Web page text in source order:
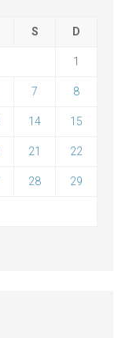
S D
1
7 8
14 15
21 22
28 29